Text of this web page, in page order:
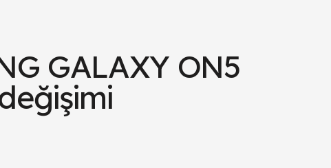
GALAXY ON5